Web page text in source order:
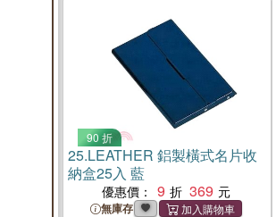
90 折
25.LEATHER 鋁製橫式名片收
納盒25入 藍
優惠價： 9 369
無庫存